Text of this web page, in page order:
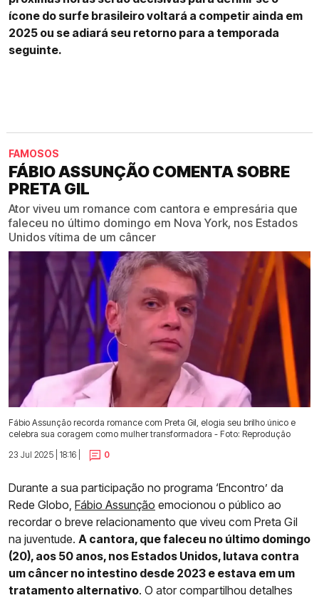
ícone do surfe brasileiro voltará a competir ainda em
2025 ou se adiará seu retorno para a temporada
seguinte.
FAMOSOS
FÁBIO ASSUNÇÃO COMENTA SOBRE
PRETA GIL
Ator viveu um romance com cantora e empresária que
faleceu no último domingo em Nova York, nos Estados
Unidos vítima de um câncer
Fábio Assunção recorda romance com Preta Gil, elogia seu brilho único e
celebra sua coragem como mulher transformadora - Foto: Reprodução
23 Jul 2025 | 18:16 |
0
Durante a sua participação no programa ‘Encontro’ da
Rede Globo, Fábio Assunção emocionou o público ao
recordar o breve relacionamento que viveu com Preta Gil
na juventude. A cantora, que faleceu no último domingo
(20), aos 50 anos, nos Estados Unidos, lutava contra
um câncer no intestino desde 2023 e estava em um
tratamento alternativo. O ator compartilhou detalhes